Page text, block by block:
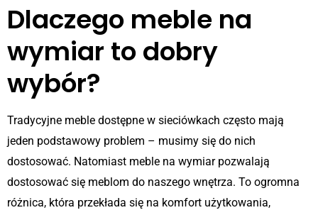
Dlaczego meble na
wymiar to dobry
wybór?
Tradycyjne meble dostępne w sieciówkach często mają
jeden podstawowy problem – musimy się do nich
dostosować. Natomiast meble na wymiar pozwalają
dostosować się meblom do naszego wnętrza. To ogromna
różnica, która przekłada się na komfort użytkowania,